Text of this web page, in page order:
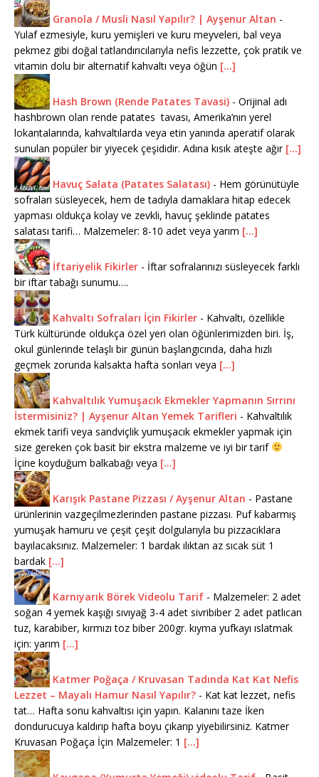
Granola / Musli Nasıl Yapılır? | Ayşenur Altan -
Yulaf ezmesiyle, kuru yemişleri ve kuru meyveleri, bal veya
pekmez gibi doğal tatlandırıcılarıyla nefis lezzette, çok pratik ve
vitamin dolu bir alternatif kahvaltı veya öğün [...]
Hash Brown (Rende Patates Tavasi) - Orijinal adı
hashbrown olan rende patates tavası, Amerika’nın yerel
lokantalarında, kahvaltılarda veya etin yanında aperatif olarak
sunulan popüler bir yiyecek çeşididir. Adına kısık ateşte ağır [...]
Havuç Salata (Patates Salatası) - Hem görünütüyle
sofraları süsleyecek, hem de tadıyla damaklara hitap edecek
yapması oldukça kolay ve zevkli, havuç şeklinde patates
salatası tarifi… Malzemeler: 8-10 adet veya yarım [...]
İftariyelik Fikirler - İftar sofralarınızı süsleyecek farklı
bir iftar tabağı sunumu….
Kahvaltı Sofraları İçin Fikirler - Kahvaltı, özellikle
Türk kültüründe oldukça özel yeri olan öğünlerimizden biri. İş,
okul günlerinde telaşlı bir günün başlangıcında, daha hızlı
geçmek zorunda kalsakta hafta sonları veya [...]
Kahvaltılık Yumuşacık Ekmekler Yapmanın Sırrını
İstermisiniz? | Ayşenur Altan Yemek Tarifleri - Kahvaltılık
ekmek tarifi veya sandviçlik yumuşacık ekmekler yapmak için
size gereken çok basit bir ekstra malzeme ve iyi bir tarif
İçine koyduğum balkabağı veya [...]
Karışık Pastane Pizzası / Ayşenur Altan - Pastane
ürünlerinin vazgeçilmezlerinden pastane pizzası. Puf kabarmış
yumuşak hamuru ve çeşit çeşit dolgularıyla bu pizzacıklara
bayılacaksınız. Malzemeler: 1 bardak ılıktan az sıcak süt 1
bardak [...]
Karnıyarık Börek Videolu Tarif - Malzemeler: 2 adet
soğan 4 yemek kaşığı sıvıyağ 3-4 adet sivribiber 2 adet patlıcan
tuz, karabiber, kırmızı toz biber 200gr. kıyma yufkayı ıslatmak
için: yarım [...]
Katmer Poğaça / Kruvasan Tadında Kat Kat Nefis
Lezzet – Mayalı Hamur Nasıl Yapılır? - Kat kat lezzet, nefis
tat… Hafta sonu kahvaltısı için yapın. Kalanını taze İken
dondurucuya kaldırıp hafta boyu çıkarıp yiyebilirsiniz. Katmer
Kruvasan Poğaça İçin Malzemeler: 1 [...]